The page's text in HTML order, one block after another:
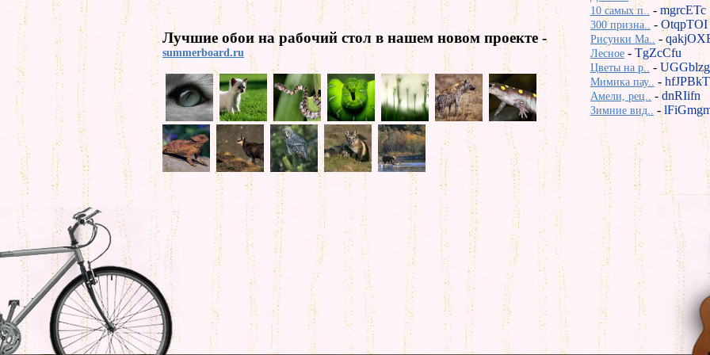
Лучшие обои на рабочий стол в нашем новом проекте -
summerboard.ru
10 самых п.. - mgrcETc
300 призна.. - OtqpTOI
Рисунки Ma.. -
Лесное - TgZcCfu
Цветы на р.. - UGGblzg
Мимика пау.. - hfJPBkT
Амели, рец.. -dnRIifn
Зимние вид.. -